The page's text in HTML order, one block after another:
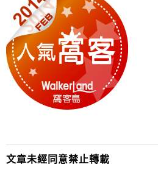
文章未經同意禁止轉載